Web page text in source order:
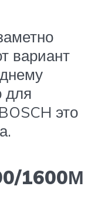
вариант
для
это
1600М